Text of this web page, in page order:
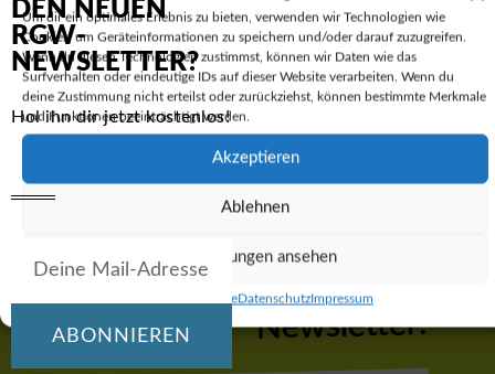
Um dir ein optimales Erlebnis zu bieten, verwenden wir Technologien wie
Cookies, um Geräteinformationen zu speichern und/oder darauf zuzugreifen.
Wenn du diesen Technologien zustimmst, können wir Daten wie das
Surfverhalten oder eindeutige IDs auf dieser Website verarbeiten. Wenn du
deine Zustimmung nicht erteilst oder zurückziehst, können bestimmte Merkmale
und Funktionen beeinträchtigt werden.
Akzeptieren
Ablehnen
Einstellungen ansehen
Cookie-RichtlinieDatenschutzImpressum
VORIGER
RGW sammelt knapp 7.000,- EUR für den Kinderhospizdienst
NÄCHSTER
Hol dir den RGW-
Newsletter:
DEN NEUEN
RGW-
NEWSLETTER?
Hol ihn dir jetzt kostenlos!
ABONNIEREN